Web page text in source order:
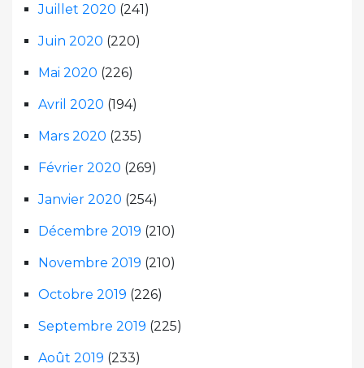
Juillet 2020 (241)
Juin 2020 (220)
Mai 2020 (226)
Avril 2020 (194)
Mars 2020 (235)
Février 2020 (269)
Janvier 2020 (254)
Décembre 2019 (210)
Novembre 2019 (210)
Octobre 2019 (226)
Septembre 2019 (225)
Août 2019 (233)